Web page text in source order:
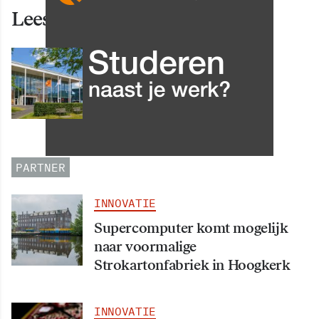
Lees ook deze artikelen
INNOVATIE
Grip op data en informatie:
Leergang Data en
PARTNER
INNOVATIE
Supercomputer komt mogelijk
naar voormalige
Strokartonfabriek in Hoogkerk
INNOVATIE